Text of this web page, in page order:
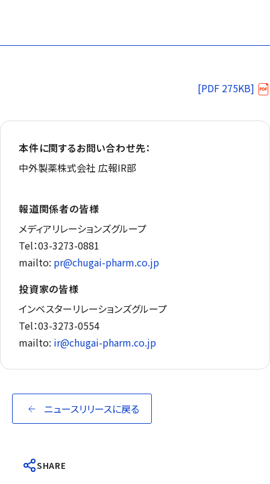
[PDF 275KB]
本件に関するお問い合わせ先：
中外製薬株式会社 広報IR部
報道関係者の皆様
メディアリレーションズグループ
Tel：03-3273-0881
mailto: pr@chugai-pharm.co.jp
投資家の皆様
インベスターリレーションズグループ
Tel：03-3273-0554
mailto: ir@chugai-pharm.co.jp
ニュースリリースに戻る
SHARE